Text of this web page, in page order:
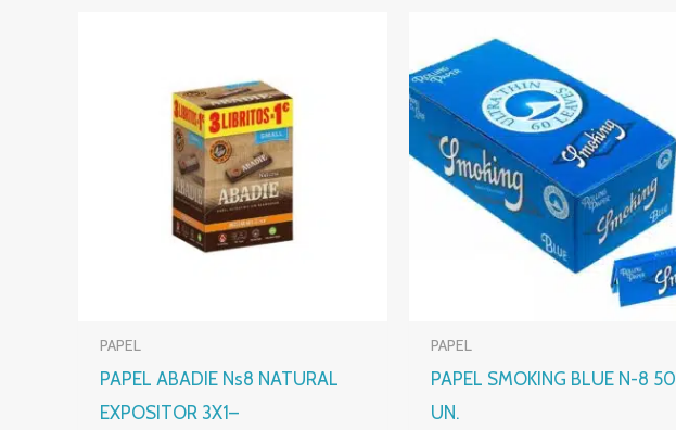
PAPEL
PAPEL ABADIE Ns8 NATURAL
EXPOSITOR 3X1–
PAPEL
PAPEL SMOKING BLUE N-8 50
UN.